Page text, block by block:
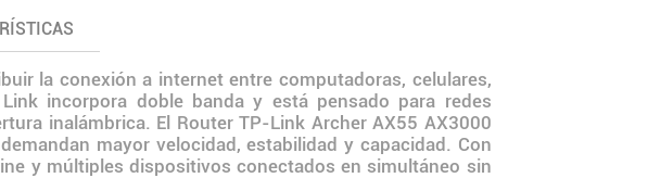
la conexión a internet entre computadoras, celulares,
incorpora doble banda y está pensado para redes
inalámbrica. El Router TP-Link Archer AX55 AX3000
mayor velocidad, estabilidad y capacidad. Con
y múltiples dispositivos conectados en simultáneo sin